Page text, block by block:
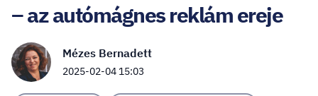
– az autómágnes reklám ereje
Mézes Bernadett
2025-02-04 15:03